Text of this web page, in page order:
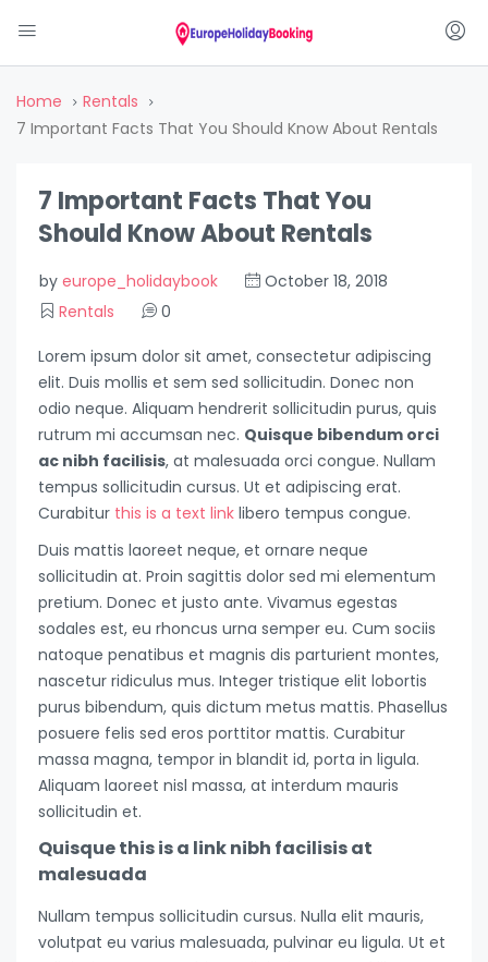
Home
Rentals
7 Important Facts That You Should Know About Rentals
7 Important Facts That You
Should Know About Rentals
by europe_holidaybook
October 18, 2018
Rentals
0
Lorem ipsum dolor sit amet, consectetur adipiscing
elit. Duis mollis et sem sed sollicitudin. Donec non
odio neque. Aliquam hendrerit sollicitudin purus, quis
rutrum mi accumsan nec. Quisque bibendum orci
ac nibh facilisis, at malesuada orci congue. Nullam
tempus sollicitudin cursus. Ut et adipiscing erat.
Curabitur this is a text link libero tempus congue.
Duis mattis laoreet neque, et ornare neque
sollicitudin at. Proin sagittis dolor sed mi elementum
pretium. Donec et justo ante. Vivamus egestas
sodales est, eu rhoncus urna semper eu. Cum sociis
natoque penatibus et magnis dis parturient montes,
nascetur ridiculus mus. Integer tristique elit lobortis
purus bibendum, quis dictum metus mattis. Phasellus
posuere felis sed eros porttitor mattis. Curabitur
massa magna, tempor in blandit id, porta in ligula.
Aliquam laoreet nisl massa, at interdum mauris
sollicitudin et.
Quisque this is a link nibh facilisis at
malesuada
Nullam tempus sollicitudin cursus. Nulla elit mauris,
volutpat eu varius malesuada, pulvinar eu ligula. Ut et